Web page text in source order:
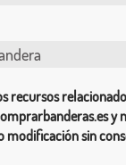
recursos
y
modificación sin